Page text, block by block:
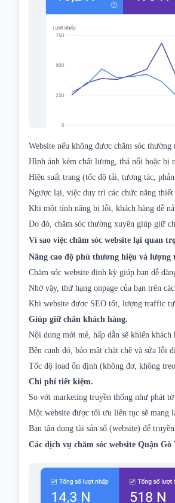
Website nếu không được chăm sóc
Hình ảnh kém chất lượng, thả nổi hoặc bị
Hiệu suất trang (tốc độ tải, tương tác,
Ngược lại, việc duy trì các chức năng
Khi một tính năng bị lỗi, khách hàng dễ
Do đó, chăm sóc thường xuyên giúp giữ
Vì sao việc chăm sóc website lại quan
Nâng cao độ phủ thương hiệu và
Chăm sóc website định kỳ giúp bạn dễ
Nhờ vậy, thứ hạng onpage của bạn trên
Khi website được SEO tốt, lượng traffic tự
Giúp giữ chân khách hàng.
Nội dung mới mẻ, hấp dẫn sẽ khiến khách
Bên cạnh đó, bảo mật chặt chẽ và sửa lỗi
Tốc độ load ổn định (không đơ, không
Chi phí tiết kiệm.
So với marketing truyền thống như phát
Một website được tối ưu liên tục sẽ mang
Bạn tận dụng tài sản số (website) để
Các dịch vụ chăm sóc website Quận Gò